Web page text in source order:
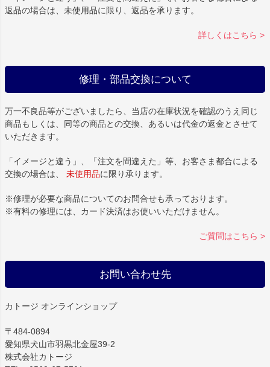
返品の場合は、未使用品に限り、返品を承ります。
詳しくはこちら >
修理・部品交換について
万一不良品等がございましたら、当店の在庫状況を確認のうえ同じ
商品もしくは、同等の商品との交換、あるいは代金の返金とさせて
いただきます。
「イメージと違う」、「注文を間違えた」等、お客さま都合による
交換の場合は、 未使用品に限り承ります。
※修理が必要な商品についてのお問合せも承っております。
※有料の修理には、カード決済はお使いいただけません。
ご質問はこちら >
お問い合わせ先
カトージ オンラインショップ
〒484-0894
愛知県犬山市羽黒北金屋39-2
株式会社カトージ